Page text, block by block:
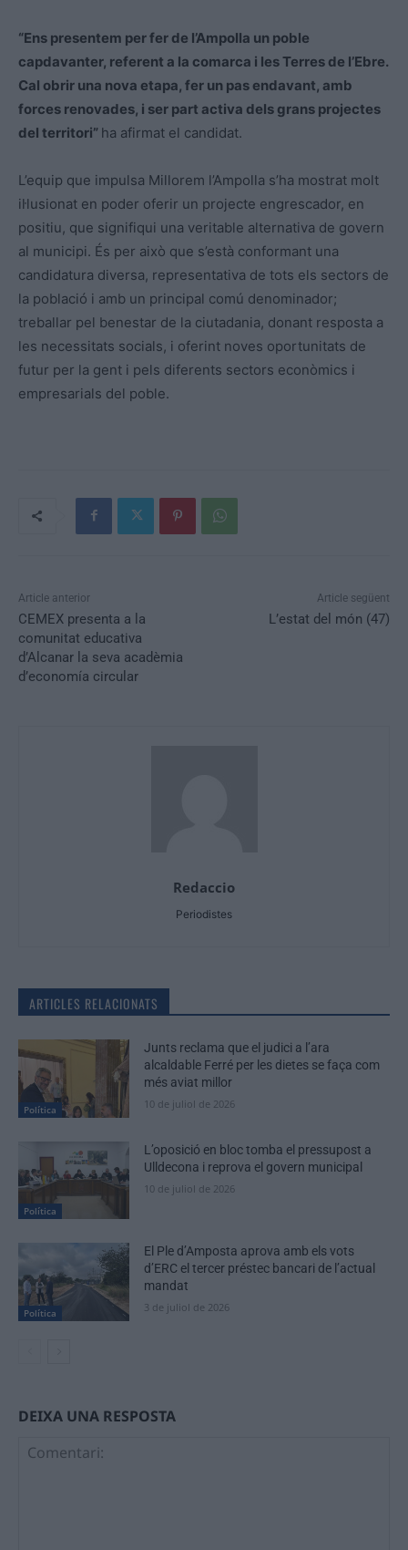
“Ens presentem per fer de l’Ampolla un poble
capdavanter, referent a la comarca i les Terres de l’Ebre.
Cal obrir una nova etapa, fer un pas endavant, amb
forces renovades, i ser part activa dels grans projectes
del territori” ha afirmat el candidat.
L’equip que impulsa Millorem l’Ampolla s’ha mostrat molt
il·lusionat en poder oferir un projecte engrescador, en
positiu, que signifiqui una veritable alternativa de govern
al municipi. És per això que s’està conformant una
candidatura diversa, representativa de tots els sectors de
la població i amb un principal comú denominador;
treballar pel benestar de la ciutadania, donant resposta a
les necessitats socials, i oferint noves oportunitats de
futur per la gent i pels diferents sectors econòmics i
empresarials del poble.
Article anterior
CEMEX presenta a la
comunitat educativa
d’Alcanar la seva acadèmia
d’economía circular
Article següent
L’estat del món (47)
Redaccio
Periodistes
ARTICLES RELACIONATS
Política
Junts reclama que el judici a l’ara
alcaldable Ferré per les dietes se faça com
més aviat millor
10 de juliol de 2026
Política
L’oposició en bloc tomba el pressupost a
Ulldecona i reprova el govern municipal
10 de juliol de 2026
Política
El Ple d’Amposta aprova amb els vots
d’ERC el tercer préstec bancari de l’actual
mandat
3 de juliol de 2026
DEIXA UNA RESPOSTA